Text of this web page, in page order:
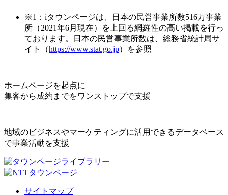
※1：iタウンページは、日本の民営事業所数516万事業
所（2021年6月現在）を上回る網羅性の高い掲載を行っ
ております。日本の民営事業所数は、総務省統計局サ
イト（https://www.stat.go.jp）を参照
ホームページを起点に
集客から成約までをワンストップで支援
地域のビジネスやマーケティングに活用できるデータベース
で事業活動を支援
サイトマップ